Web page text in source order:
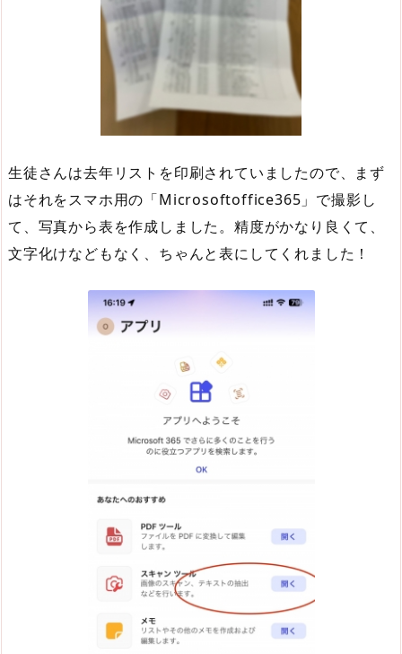
生徒さんは去年リストを印刷されていましたので、まず
はそれをスマホ用の「Microsoftoffice365」で撮影し
て、写真から表を作成しました。精度がかなり良くて、
文字化けなどもなく、ちゃんと表にしてくれました！